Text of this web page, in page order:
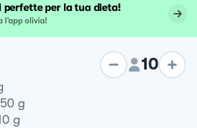
perfette per la tua dieta!
l’app olivia!
10
g
g